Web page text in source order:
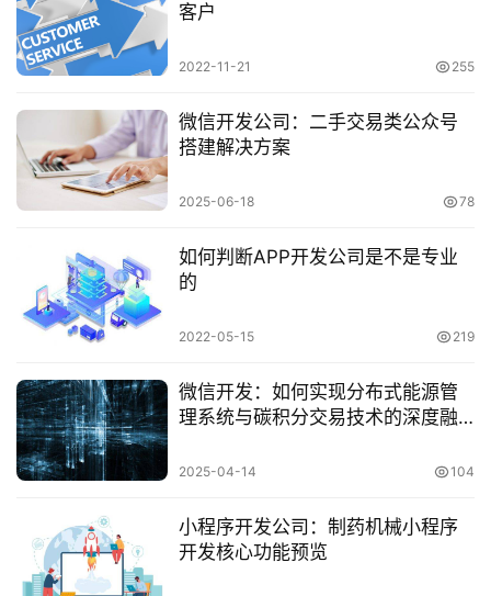
客户
2022-11-21 255
微信开发公司：二手交易类公众号
搭建解决方案
2025-06-18 78
如何判断APP开发公司是不是专业
的
2022-05-15 219
微信开发：如何实现分布式能源管
理系统与碳积分交易技术的深度融
2025-04-14 104
小程序开发公司：制药机械小程序
开发核心功能预览